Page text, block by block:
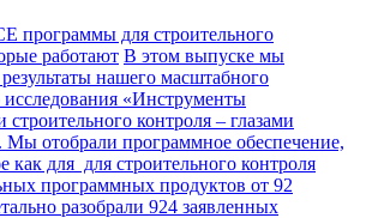
для строительного
работают В этом выпуске мы
нашего масштабного
исследования «Инструменты
контроля – глазами
Мы отобрали программное обеспечение,
как для для строительного контроля
программных продуктов от 92
разобрали 924 заявленных